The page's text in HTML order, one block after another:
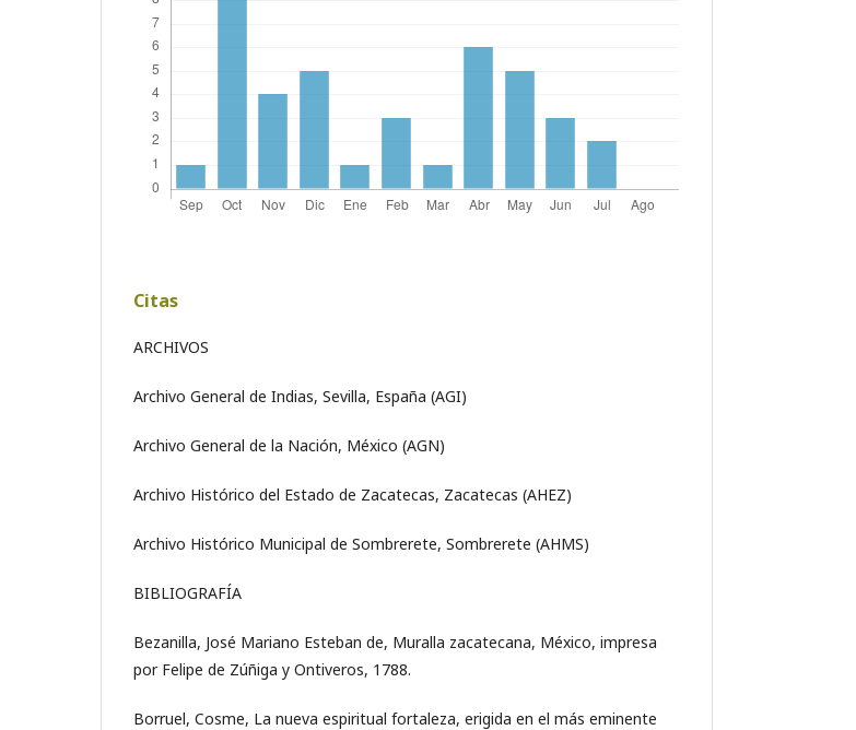
Citas
ARCHIVOS
Archivo General de Indias, Sevilla, España (AGI)
Archivo General de la Nación, México (AGN)
Archivo Histórico del Estado de Zacatecas, Zacatecas (AHEZ)
Archivo Histórico Municipal de Sombrerete, Sombrerete (AHMS)
BIBLIOGRAFÍA
Bezanilla, José Mariano Esteban de, Muralla zacatecana, México, impresa
por Felipe de Zúñiga y Ontiveros, 1788.
Borruel, Cosme, La nueva espiritual fortaleza, erigida en el más eminente